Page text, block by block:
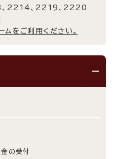
、2214、2219、2220
をご利用ください。
の受付